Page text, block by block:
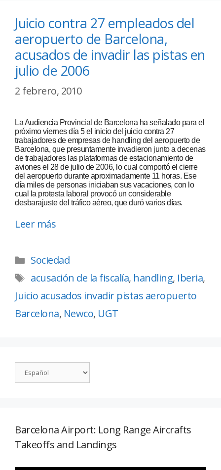
Juicio contra 27 empleados del
aeropuerto de Barcelona,
acusados de invadir las pistas en
julio de 2006
2 febrero, 2010
La Audiencia Provincial de Barcelona ha señalado para el
próximo viernes día 5 el inicio del juicio contra 27
trabajadores de empresas de handling del aeropuerto de
Barcelona, que presuntamente invadieron junto a decenas
de trabajadores las plataformas de estacionamiento de
aviones el 28 de julio de 2006, lo cual comportó el cierre
del aeropuerto durante aproximadamente 11 horas. Ese
día miles de personas iniciaban sus vacaciones, con lo
cual la protesta laboral provocó un considerable
desbarajuste del tráfico aéreo, que duró varios días.
Leer más
Sociedad
acusación de la fiscalía, handling, Iberia,
Juicio acusados invadir pistas aeropuerto
Barcelona, Newco, UGT
Barcelona Airport: Long Range Aircrafts
Takeoffs and Landings